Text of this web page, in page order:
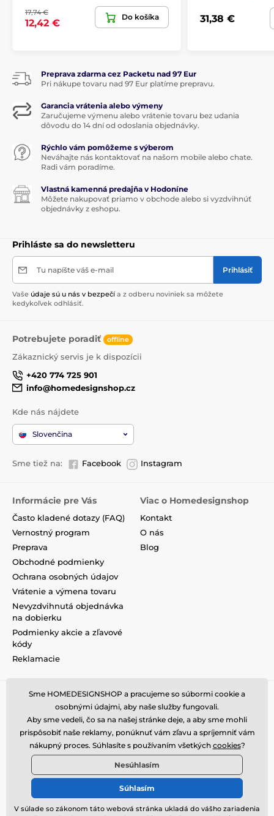
17,74 €
12,42 €
Do košíka 31,38 €
Preprava zdarma cez Packetu nad 97 Eur
Pri nákupe tovaru nad 97 Eur platíme prepravu.
Garancia vrátenia alebo výmeny
Zaručujeme výmenu alebo vrátenie tovaru bez udania
dôvodu do 14 dní od odoslania objednávky.
Rýchlo vám pomôžeme s výberom
Neváhajte nás kontaktovať na našom mobile alebo chate.
Radi vám poradíme.
Vlastná kamenná predajňa v Hodoníne
Môžete nakupovať priamo v obchode alebo si vyzdvihnúť
objednávky z eshopu.
Prihláste sa do newsletteru
Tu napíšte váš e-mail Prihlásiť
Vaše údaje sú u nás v bezpečí a z odberu noviniek sa môžete
kedykoľvek odhlásiť.
Potrebujete poradiť offline
Zákaznický servis je k dispozícii
+420 774 725 901
info@homedesignshop.cz
Kde nás nájdete
Slovenčina
Sme tiež na: Facebook Instagram
Informácie pre Vás
Často kladené dotazy (FAQ)
Vernostný program
Preprava
Obchodné podmienky
Ochrana osobných údajov
Vrátenie a výmena tovaru
Nevyzdvihnutá objednávka
na dobierku
Podmienky akcie a zľavové
kódy
Reklamacie
Viac o Homedesignshop
Kontakt
O nás
Blog
Sme HOMEDESIGNSHOP a pracujeme so súbormi cookie a
osobnými údajmi, aby naše služby fungovali.
Aby sme vedeli, čo sa na našej stránke deje, a aby sme mohli
prispôsobiť naše reklamy, ponúknuť vám zľavu a spríjemniť vám
nákupný proces. Súhlasíte s používaním všetkých cookies?
Nesúhlasím
Súhlasím
V súlade so zákonom táto webová stránka ukladá do vášho zariadenia